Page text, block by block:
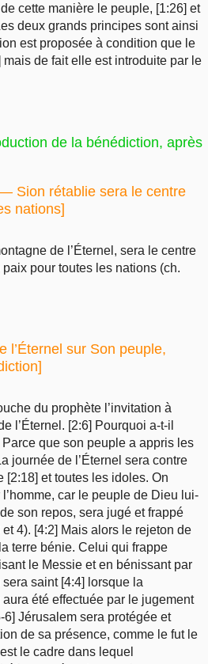
cette manière le peuple, [1:26] et
deux grands principes sont ainsi
est proposée à condition que le
de fait elle est introduite par le
de la bénédiction, après
Sion rétablie sera le centre
nations]
de l’Éternel, sera le centre
pour toutes les nations (ch.
l’Éternel sur Son peuple,
du prophète l’invitation à
l’Éternel. [2:6] Pourquoi a-t-il
que son peuple a appris les
journée de l’Éternel sera contre
[2:18] et toutes les idoles. On
car le peuple de Dieu lui-
son repos, sera jugé et frappé
4). [4:2] Mais alors le rejeton de
terre bénie. Celui qui frappe
le Messie et en bénissant par
saint [4:4] lorsque la
été effectuée par le jugement
6] Jérusalem sera protégée et
de sa présence, comme le fut le
le cadre dans lequel